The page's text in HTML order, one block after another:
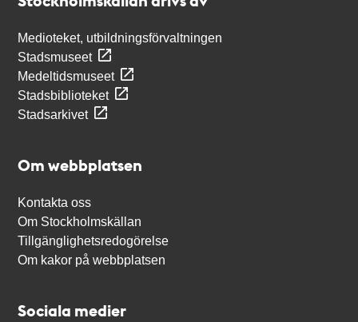
Medioteket, utbildningsförvaltningen
Stadsmuseet
Medeltidsmuseet
Stadsbiblioteket
Stadsarkivet
Om webbplatsen
Kontakta oss
Om Stockholmskällan
Tillgänglighetsredogörelse
Om kakor på webbplatsen
Sociala medier